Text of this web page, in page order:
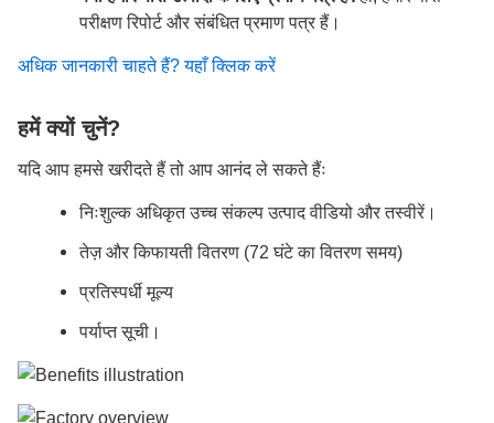
परीक्षण रिपोर्ट और संबंधित प्रमाण पत्र हैं।
अधिक जानकारी चाहते हैं? यहाँ क्लिक करें
हमें क्यों चुनें?
यदि आप हमसे खरीदते हैं तो आप आनंद ले सकते हैंः
निःशुल्क अधिकृत उच्च संकल्प उत्पाद वीडियो और तस्वीरें।
तेज़ और किफायती वितरण (72 घंटे का वितरण समय)
प्रतिस्पर्धी मूल्य
पर्याप्त सूची।